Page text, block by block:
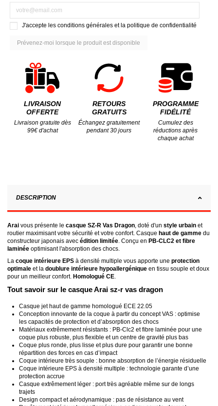
J'accepte les conditions générales et la politique de confidentialité
LIVRAISON
OFFERTE
Livraison gratuite dès
99€ d'achat
RETOURS
GRATUITS
Échangez gratuitement
pendant 30 jours
PROGRAMME
FIDÉLITÉ
Cumulez des
réductions après
chaque achat
DESCRIPTION
Arai vous présente le casque SZ-R Vas Dragon, doté d'un style urbain et
routier maximisant votre sécurité et votre confort. Casque haut de gamme du
constructeur japonais avec édition limitée. Conçu en PB-CLC2 et fibre
laminée optimisant l'absorption des chocs.
La coque intérieure EPS à densité multiple vous apporte une protection
optimale et la doublure intérieure hypoallergénique en tissu souple et doux
pour un meilleur confort. Homologué CE.
Tout savoir sur le casque Arai sz-r vas dragon
Casque jet haut de gamme homologué ECE 22.05
Conception innovante de la coque à partir du concept VAS : optimise
les capacités de protection et d’absorption des chocs
Matériaux extrêmement résistants : PB-Clc2 et fibre laminée pour une
coque plus robuste, plus flexible et un centre de gravité plus bas
Coque plus ronde, plus lisse et plus dure pour garantir une bonne
répartition des forces en cas d’impact
Coque intérieure très souple : bonne absorption de l’énergie résiduelle
Coque intérieure EPS à densité multiple : technologie garante d’une
protection accrue
Casque extrêmement léger : port très agréable même sur de longs
trajets
Design compact et aérodynamique : pas de résistance au vent